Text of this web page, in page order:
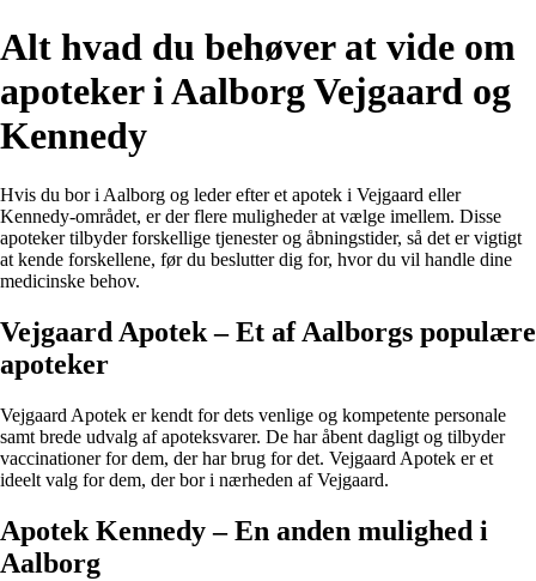
Alt hvad du behøver at vide om
apoteker i Aalborg Vejgaard og
Kennedy
Hvis du bor i Aalborg og leder efter et apotek i Vejgaard eller
Kennedy-området, er der flere muligheder at vælge imellem. Disse
apoteker tilbyder forskellige tjenester og åbningstider, så det er vigtigt
at kende forskellene, før du beslutter dig for, hvor du vil handle dine
medicinske behov.
Vejgaard Apotek – Et af Aalborgs populære
apoteker
Vejgaard Apotek er kendt for dets venlige og kompetente personale
samt brede udvalg af apoteksvarer. De har åbent dagligt og tilbyder
vaccinationer for dem, der har brug for det. Vejgaard Apotek er et
ideelt valg for dem, der bor i nærheden af Vejgaard.
Apotek Kennedy – En anden mulighed i
Aalborg